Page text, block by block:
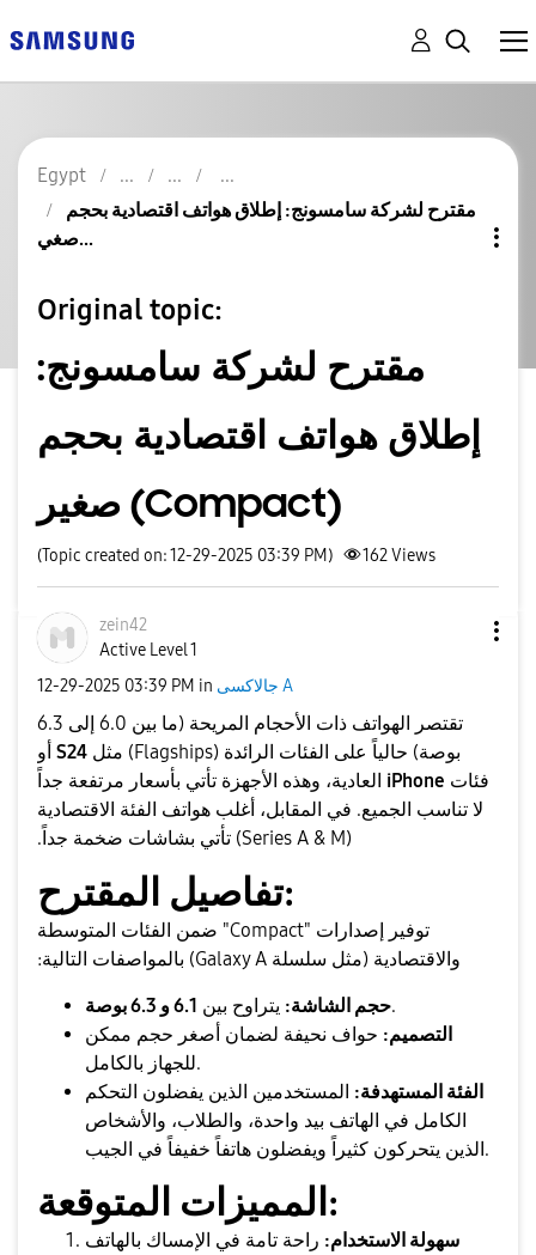
Egypt
مقترح لشركة سامسونج: إطلاق هواتف اقتصادية بحجم
صغي...
Original topic:
مقترح لشركة سامسونج:
إطلاق هواتف اقتصادية بحجم
صغير (Compact)
(Topic created on: 12-29-2025 03:39 PM) 162Views
zein42
Active Level 1
‎12-29-2025 03:39 PM in جالاكسى A
تقتصر الهواتف ذات الأحجام المريحة (ما بين 6.0 إلى 6.3
بوصة) حالياً على الفئات الرائدة (Flagships) مثل
S24 أو
فئات iPhone العادية، وهذه الأجهزة تأتي بأسعار مرتفعة جداً
لا تناسب الجميع. في المقابل، أغلب هواتف الفئة الاقتصادية
(Series A & M) تأتي بشاشات ضخمة جداً.
تفاصيل المقترح:
​توفير إصدارات "Compact" ضمن الفئات المتوسطة
والاقتصادية (مثل سلسلة Galaxy A) بالمواصفات التالية:
حجم الشاشة: يتراوح بين 6.1 و 6.3 بوصة
.
التصميم: حواف نحيفة لضمان أصغر حجم ممكن
للجهاز بالكامل.
الفئة المستهدفة: المستخدمين الذين يفضلون التحكم
الكامل في الهاتف بيد واحدة، والطلاب، والأشخاص
الذين يتحركون كثيراً ويفضلون هاتفاً خفيفاً في الجيب.
المميزات المتوقعة:
سهولة الاستخدام: راحة تامة في الإمساك بالهاتف